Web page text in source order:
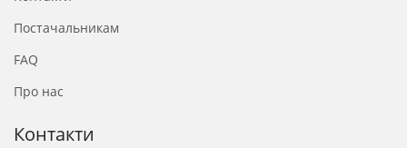
Постачальникам
FAQ
Про нас
Контакти